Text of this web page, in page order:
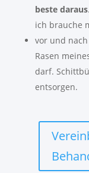
beste daraus
ich brauche
vor und
Rasen
darf.
entsorgen.